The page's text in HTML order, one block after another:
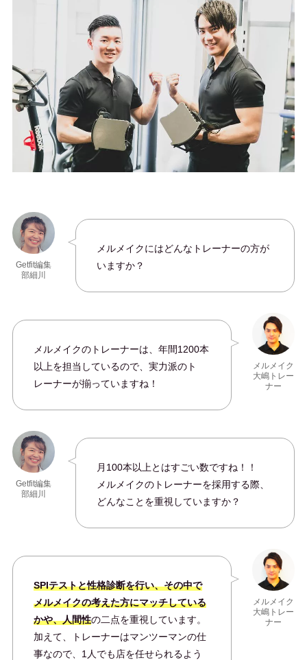
Getfit編集
部細川
メルメイクにはどんなトレーナーの方が
いますか？
メルメイク
大嶋トレー
ナー
メルメイクのトレーナーは、年間1200本
以上を担当しているので、実力派のト
レーナーが揃っていますね！
Getfit編集
部細川
月100本以上とはすごい数ですね！！
メルメイクのトレーナーを採用する際、
どんなことを重視していますか？
メルメイク
大嶋トレー
ナー
SPIテストと性格診断を行い、その中で
メルメイクの考えた方にマッチしている
かや、人間性の二点を重視しています。
加えて、トレーナーはマンツーマンの仕
事なので、1人でも店を任せられるよう